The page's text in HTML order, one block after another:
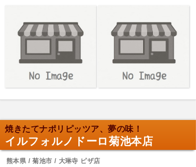
焼きたてナポリピッツア、夢の味！
イルフォルノドーロ菊池本店
熊本県 / 菊池市 / 大琳寺 ピザ店